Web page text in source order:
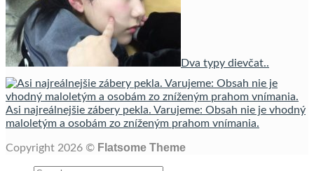
Dva typy dievčat..
Asi najreálnejšie zábery pekla. Varujeme: Obsah nie je vhodný
maloletým a osobám zo zníženým prahom vnímania.
Copyright 2026 © Flatsome Theme